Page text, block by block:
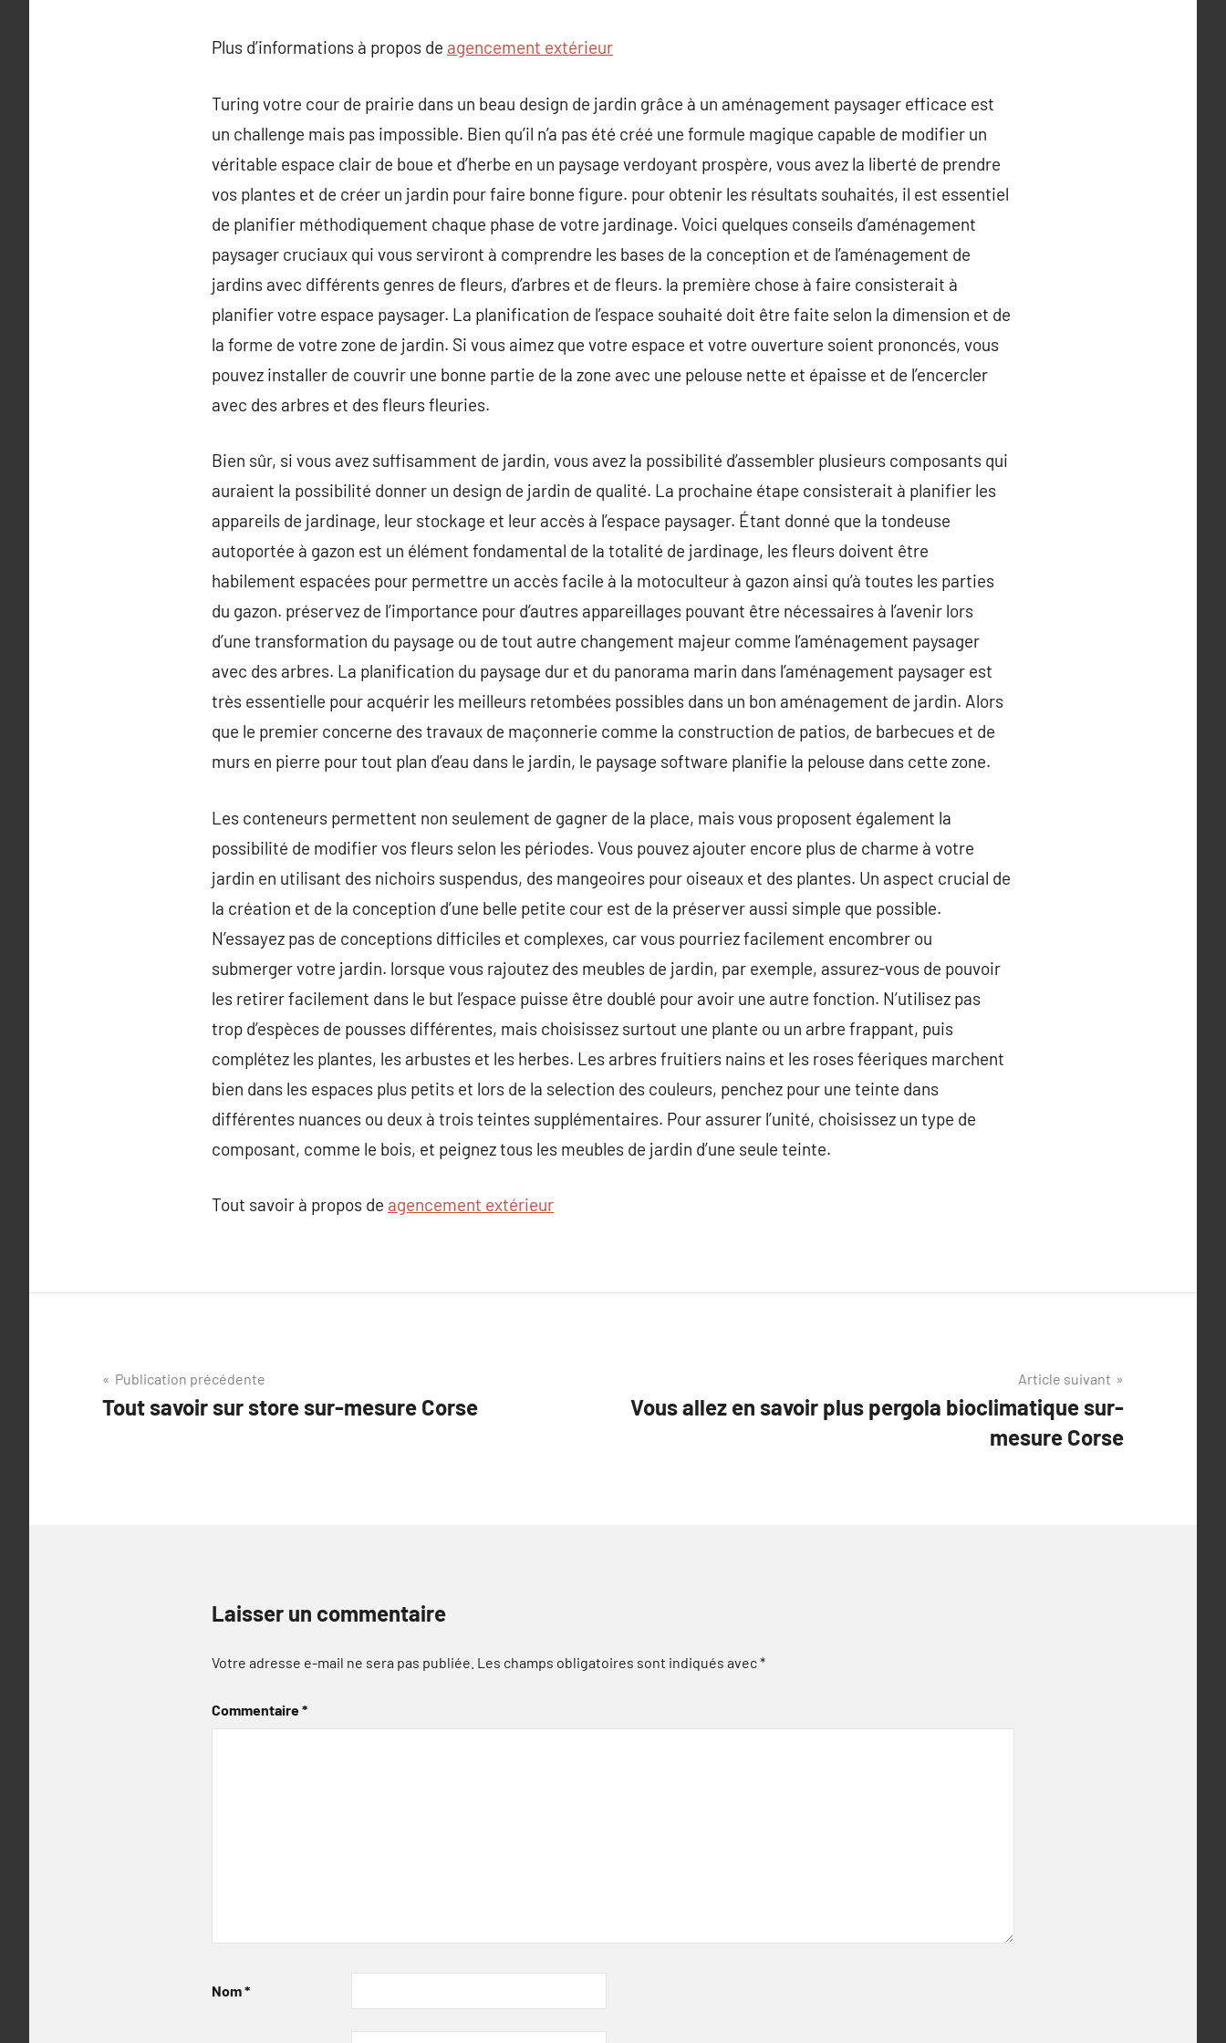
Plus d’informations à propos de agencement extérieur
Turing votre cour de prairie dans un beau design de jardin grâce à un aménagement paysager efficace est
un challenge mais pas impossible. Bien qu’il n’a pas été créé une formule magique capable de modifier un
véritable espace clair de boue et d’herbe en un paysage verdoyant prospère, vous avez la liberté de prendre
vos plantes et de créer un jardin pour faire bonne figure. pour obtenir les résultats souhaités, il est essentiel
de planifier méthodiquement chaque phase de votre jardinage. Voici quelques conseils d’aménagement
paysager cruciaux qui vous serviront à comprendre les bases de la conception et de l’aménagement de
jardins avec différents genres de fleurs, d’arbres et de fleurs. la première chose à faire consisterait à
planifier votre espace paysager. La planification de l’espace souhaité doit être faite selon la dimension et de
la forme de votre zone de jardin. Si vous aimez que votre espace et votre ouverture soient prononcés, vous
pouvez installer de couvrir une bonne partie de la zone avec une pelouse nette et épaisse et de l’encercler
avec des arbres et des fleurs fleuries.
Bien sûr, si vous avez suffisamment de jardin, vous avez la possibilité d’assembler plusieurs composants qui
auraient la possibilité donner un design de jardin de qualité. La prochaine étape consisterait à planifier les
appareils de jardinage, leur stockage et leur accès à l’espace paysager. Étant donné que la tondeuse
autoportée à gazon est un élément fondamental de la totalité de jardinage, les fleurs doivent être
habilement espacées pour permettre un accès facile à la motoculteur à gazon ainsi qu’à toutes les parties
du gazon. préservez de l’importance pour d’autres appareillages pouvant être nécessaires à l’avenir lors
d’une transformation du paysage ou de tout autre changement majeur comme l’aménagement paysager
avec des arbres. La planification du paysage dur et du panorama marin dans l’aménagement paysager est
très essentielle pour acquérir les meilleurs retombées possibles dans un bon aménagement de jardin. Alors
que le premier concerne des travaux de maçonnerie comme la construction de patios, de barbecues et de
murs en pierre pour tout plan d’eau dans le jardin, le paysage software planifie la pelouse dans cette zone.
Les conteneurs permettent non seulement de gagner de la place, mais vous proposent également la
possibilité de modifier vos fleurs selon les périodes. Vous pouvez ajouter encore plus de charme à votre
jardin en utilisant des nichoirs suspendus, des mangeoires pour oiseaux et des plantes. Un aspect crucial de
la création et de la conception d’une belle petite cour est de la préserver aussi simple que possible.
N’essayez pas de conceptions difficiles et complexes, car vous pourriez facilement encombrer ou
submerger votre jardin. lorsque vous rajoutez des meubles de jardin, par exemple, assurez-vous de pouvoir
les retirer facilement dans le but l’espace puisse être doublé pour avoir une autre fonction. N’utilisez pas
trop d’espèces de pousses différentes, mais choisissez surtout une plante ou un arbre frappant, puis
complétez les plantes, les arbustes et les herbes. Les arbres fruitiers nains et les roses féeriques marchent
bien dans les espaces plus petits et lors de la selection des couleurs, penchez pour une teinte dans
différentes nuances ou deux à trois teintes supplémentaires. Pour assurer l’unité, choisissez un type de
composant, comme le bois, et peignez tous les meubles de jardin d’une seule teinte.
Tout savoir à propos de agencement extérieur
Navigation
de
Publication précédente
Tout savoir sur store sur-mesure Corse
Article suivant
Vous allez en savoir plus pergola bioclimatique sur-
mesure Corse
Laisser un commentaire
Votre adresse e-mail ne sera pas publiée. Les champs obligatoires sont indiqués avec*
Commentaire*
Nom*